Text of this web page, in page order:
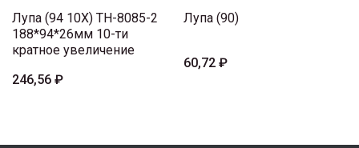
Лупа (94 10Х) TH-8085-2
188*94*26мм 10-ти
кратное увеличение
246,56 ₽
Лупа (90)
60,72 ₽